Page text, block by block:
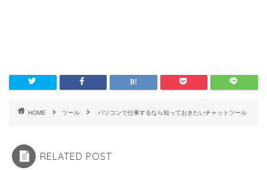
HOME ツール パソコンで仕事するなら知っておきたいチャットツール
RELATED POST